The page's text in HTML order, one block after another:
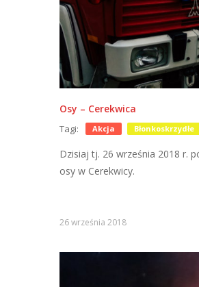
Osy – Cerekwica
Tagi: Akcja Błonkoskrzydłe
Dzisiaj tj. 26 września 2018 r.
osy w Cerekwicy.
26 września 2018